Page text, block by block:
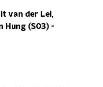
van der Lei,
Hung (S03) -